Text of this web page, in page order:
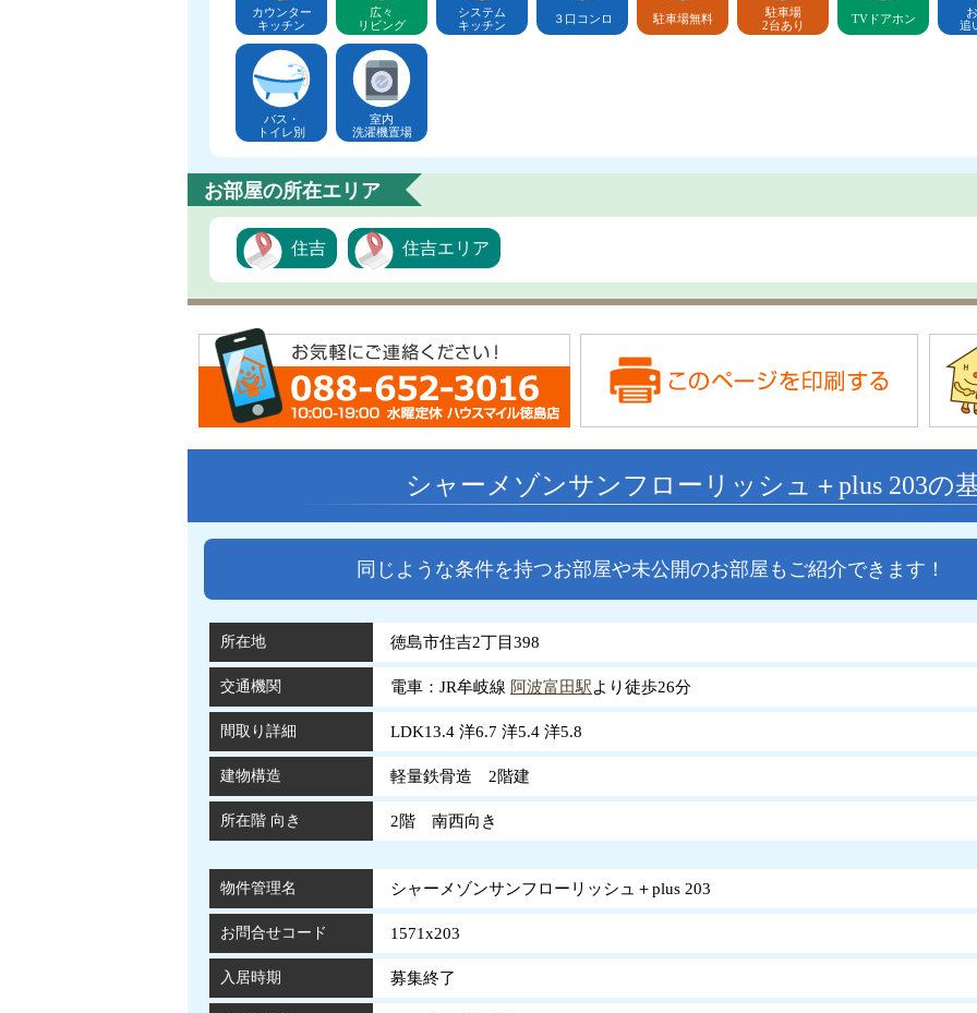
カウンター
キッチン
広々
リビング
システム
キッチン
３口コンロ 駐車場無料
駐車場
2台あり
TVドアホン
追
バス・
トイレ別
室内
洗濯機置場
お部屋の所在エリア
住吉 住吉エリア
シャーメゾンサンフローリッシュ＋plus 203の
同じような条件を持つお部屋や未公開のお部屋もご紹介できます！
所在地 徳島市住吉2丁目398
交通機関 電車：JR牟岐線 阿波富田駅より徒歩26分
間取り詳細 LDK13.4 洋6.7 洋5.4 洋5.8
建物構造 軽量鉄骨造 2階建
所在階 向き 2階 南西向き
物件管理名 シャーメゾンサンフローリッシュ＋plus 203
お問合せコード 1571x203
入居時期 募集終了